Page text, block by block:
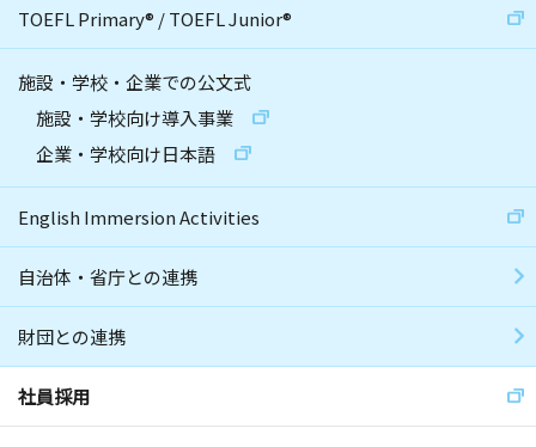
TOEFL Primary® /TOEFL Junior®
施設・学校・企業での公文式
施設・学校向け導入事業
企業・学校向け日本語
English Immersion Activities
自治体・省庁との連携
財団との連携
社員採用